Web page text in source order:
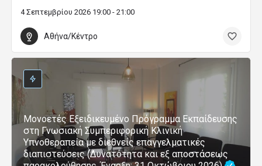
4 Σεπτεμβρίου 2026 19:00 - 21:00
Αθήνα/Κέντρο
Μονοετές Εξειδικευμένο Πρόγραμμα Εκπαίδευσης
στη Γνωσιακή Συμπεριφορική Κλινική
Υπνοθεραπεία με διεθνείς επαγγελματικές
διαπιστεύσεις (Δυνατότητα και εξ αποστάσεως